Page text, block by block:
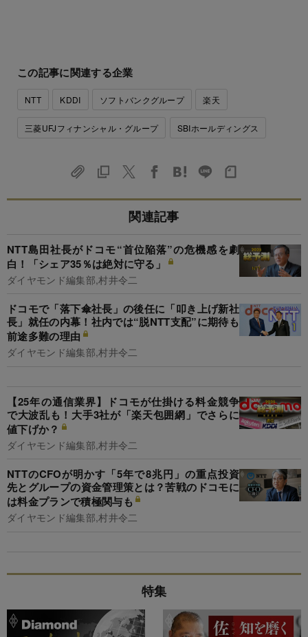
この記事に関連する企業
NTT KDDI ソフトバンクグループ 楽天
三菱UFJフィナンシャル・グループ SBIホールディングス
関連記事
NTT島田社長がドコモ“首位陥落”の危機感を劇
白！「シェア35％は絶対に守る」
ダイヤモンド編集部,村井令二
ドコモで「落下傘社長」の後任に「叩き上げ新社
長」就任の内幕！社内では“脱NTT支配”に期待も
前途多難の理由
ダイヤモンド編集部,村井令二
【25年の通信業界】ドコモが仕掛ける料金競争
で大波乱も！大手3社が「楽天包囲網」でさらに
値下げか？
ダイヤモンド編集部,村井令二
NTTのCFOが明かす「5年で8兆円」の重点投資
先とグループの資金管理策とは？苦戦のドコモに
は料金プランで積極関与も
ダイヤモンド編集部,村井令二
特集